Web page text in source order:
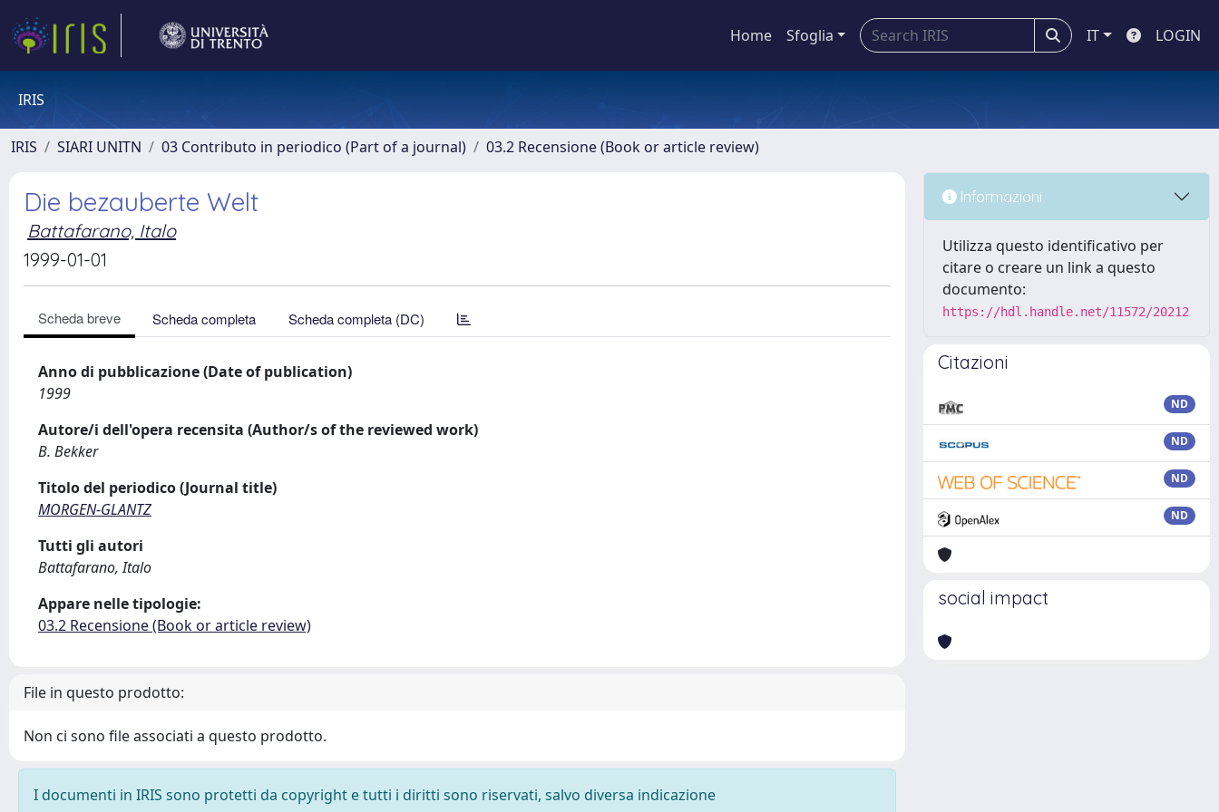
Home Sfoglia IT LOGIN
IRIS
IRIS SIARI UNITN 03 Contributo in periodico (Part of a journal) 03.2 Recensione (Book or article review)
Die bezauberte Welt
Battafarano, Italo
1999-01-01
Scheda breve Scheda completa Scheda completa (DC)
Anno di pubblicazione (Date of publication)
1999
Autore/i dell'opera recensita (Author/s of the reviewed work)
B. Bekker
Titolo del periodico (Journal title)
MORGEN-GLANTZ
Tutti gli autori
Battafarano, Italo
Appare nelle tipologie:
03.2 Recensione (Book or article review)
File in questo prodotto:
Non ci sono file associati a questo prodotto.
I documenti in IRIS sono protetti da copyright e tutti i diritti sono riservati, salvo diversa indicazione
Informazioni
Utilizza questo identificativo per
citare o creare un link a questo
documento:
https://hdl.handle.net/11572/20212
Citazioni
ND
ND
ND
ND
social impact